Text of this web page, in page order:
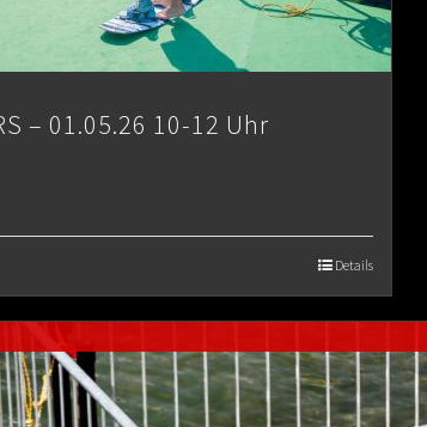
– 01.05.26 10-12 Uhr
Details